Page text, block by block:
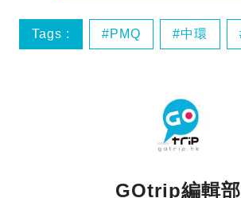
Tags : PMQ 中環
GOtrip編輯部